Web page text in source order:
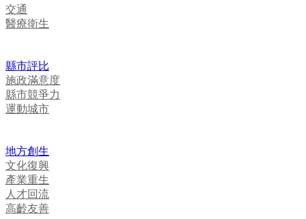
交通
醫療衛生
縣市評比
施政滿意度
縣市競爭力
運動城市
地方創生
文化復興
產業重生
人才回流
高齡友善